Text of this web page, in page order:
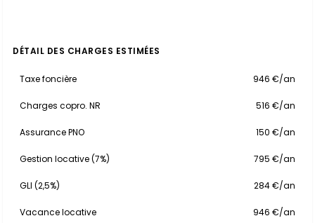
DÉTAIL DES CHARGES ESTIMÉES
Taxe foncière 946 €/an
Charges copro. NR 516 €/an
Assurance PNO 150 €/an
Gestion locative (7%) 795 €/an
GLI (2,5%) 284 €/an
Vacance locative 946 €/an